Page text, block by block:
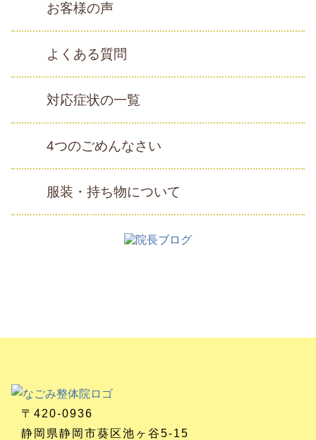
お客様の声
よくある質問
対応症状の一覧
4つのごめんなさい
服装・持ち物について
〒420-0936
静岡県静岡市葵区池ヶ谷5-15